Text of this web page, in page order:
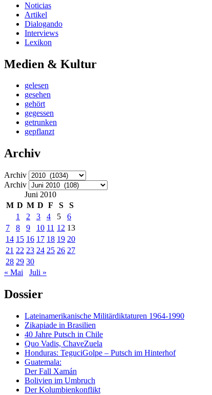
Noticias
Artikel
Dialogando
Interviews
Lexikon
Medien & Kultur
gelesen
gesehen
gehört
gegessen
getrunken
gepflanzt
Archiv
Archiv
Archiv
Juni 2010
M D M D F S
S
1
2 3 4 5
6
7
8 9 10 11 12 13
14 15 16 17 18 19 20
21 22 23 24 25 26 27
28 29 30
« Mai
Juli »
Dossier
Lateinamerikanische Militärdiktaturen 1964-1990
Zikapiade in Brasilien
40 Jahre Putsch in Chile
Quo Vadis, ChaveZuela
Honduras: TeguciGolpe – Putsch im Hinterhof
Guatemala:
Der Fall Xamán
Bolivien im Umbruch
Der Kolumbienkonflikt